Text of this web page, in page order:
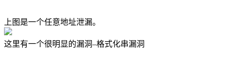
上图是一个任意地址泄漏。
这里有一个很明显的漏洞–格式化串漏洞